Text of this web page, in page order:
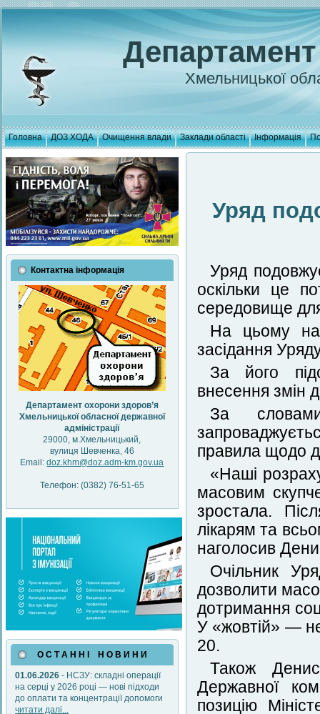
Хмельницької
Головна ДОЗ ХОДА Очищення влади Заклади області Інформація
Контактна інформація
Департамент охорони здоров’я
Хмельницької обласної державної
адміністрації
29000, м.Хмельницький,
вулиця Шевченка, 46
Email:doz.khm@doz.adm-km.gov.ua
Телефон: (0382) 76-51-65
О С Т А Н Н І Н О В И Н И
01.06.2026 - НСЗУ: складні операції
на серці у 2026 році — нові підходи
до оплати та концентрації допомоги
читати далі...
Уряд
Уряд
оскільки це
середовище
На цьому
засідання
За його
внесення змін
За
правила щодо
«Наші
масовим
зростала.
лікарям та
наголосив
Очільник
дозволити
дотримання
У «жовтій» —
20.
Також
Державної
позицію